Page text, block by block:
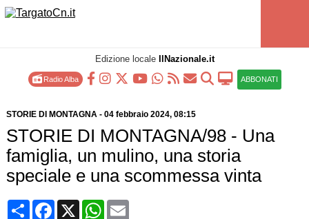
Edizione locale IlNazionale.it
Radio Alba ABBONATI
STORIE DI MONTAGNA- 04 febbraio 2024, 08:15
STORIE DI MONTAGNA/98 - Una
famiglia, un mulino, una storia
speciale e una scommessa vinta
CondividiFacebook
X WhatsApp
Email